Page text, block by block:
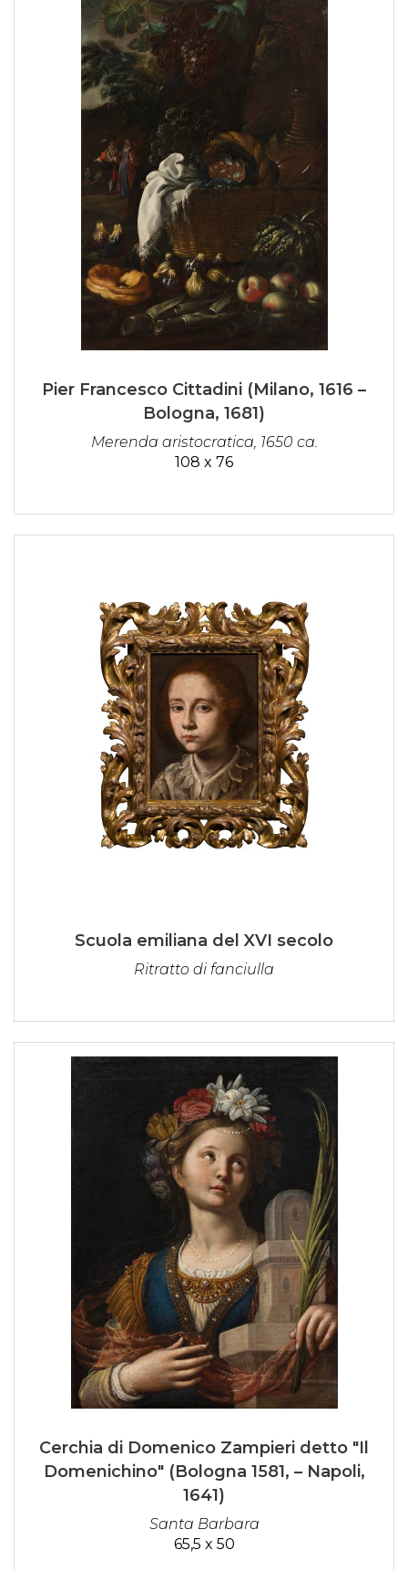
Pier Francesco Cittadini (Milano, 1616 –
Bologna, 1681)
Merenda aristocratica, 1650 ca.
108 x 76
Scuola emiliana del XVI secolo
Ritratto di fanciulla
Cerchia di Domenico Zampieri detto "Il
Domenichino" (Bologna 1581, – Napoli,
1641)
Santa Barbara
65,5 x 50